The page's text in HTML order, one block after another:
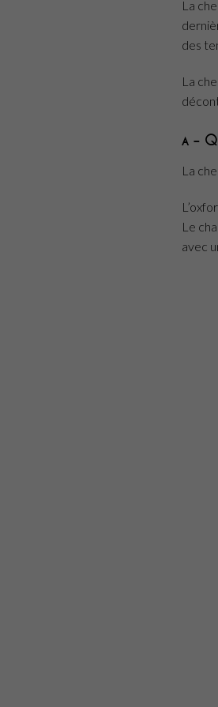
La
des
La
a –
La
Le
avec